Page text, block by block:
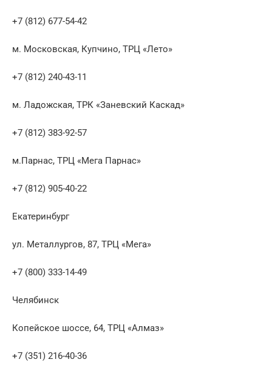
+7 (812) 677-54-42
м. Московская, Купчино, ТРЦ «Лето»
+7 (812) 240-43-11
м. Ладожская, ТРК «Заневский Каскад»
+7 (812) 383-92-57
м.Парнас, ТРЦ «Мега Парнас»
+7 (812) 905-40-22
Екатеринбург
ул. Металлургов, 87, ТРЦ «Мега»
+7 (800) 333-14-49
Челябинск
Копейское шоссе, 64, ТРЦ «Алмаз»
+7 (351) 216-40-36